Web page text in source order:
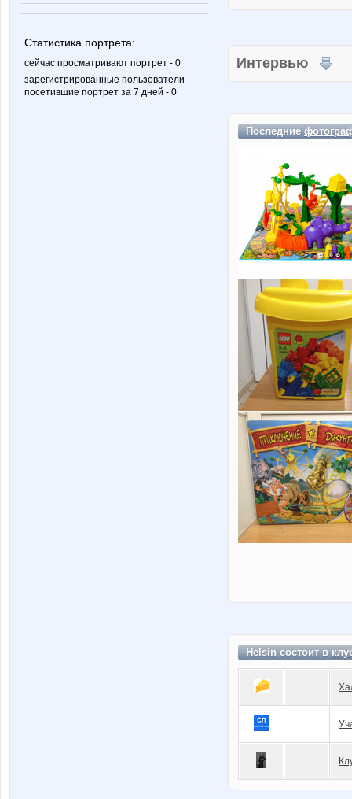
Статистика портрета:
сейчас просматривают портрет - 0
зарегистрированные пользователи
посетившие портрет за 7 дней - 0
Интервью
Последние
Helsin состоит в